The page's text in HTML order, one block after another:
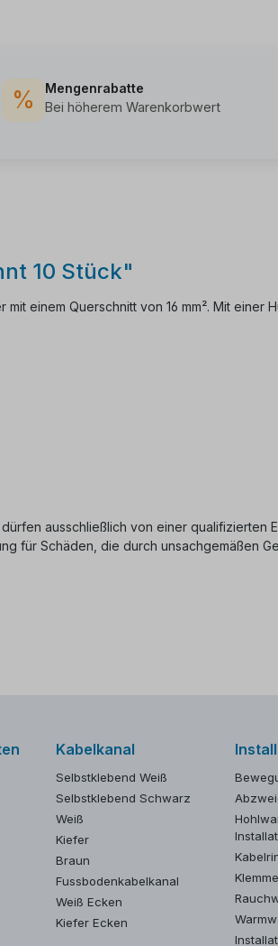
%
Mengenrabatte
Bei höherem Warenkorbwert
10 Stück"
einem Querschnitt von 16 mm². Mit einer
ausschließlich von einer qualifizierten
für Schäden, die durch unsachgemäßen
Kabelkanal
Selbstklebend Weiß
Selbstklebend Schwarz
Weiß
Kiefer
Braun
Fussbodenkabelkanal
Weiß Ecken
Kiefer Ecken